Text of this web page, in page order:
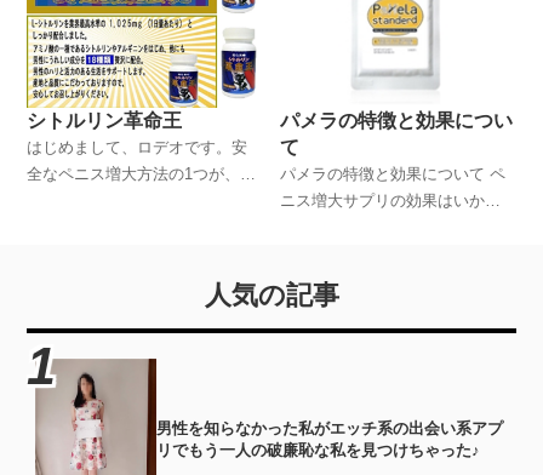
ス増大サプリについて詳しく解
説していくことにします。
シトルリン革命王
はじめまして、ロデオです。安
全なペニス増大方法の1つが、サ
ス増大サプリについて詳しく解
説していくことにします。
パメラの特徴と効果につい
て
パメラの特徴と効果について ペ
ニス増大サプリの効果はいか
人気の記事
男性を知らなかった私がエッチ系の出会い系アプ
リでもう一人の破廉恥な私を見つけちゃった♪